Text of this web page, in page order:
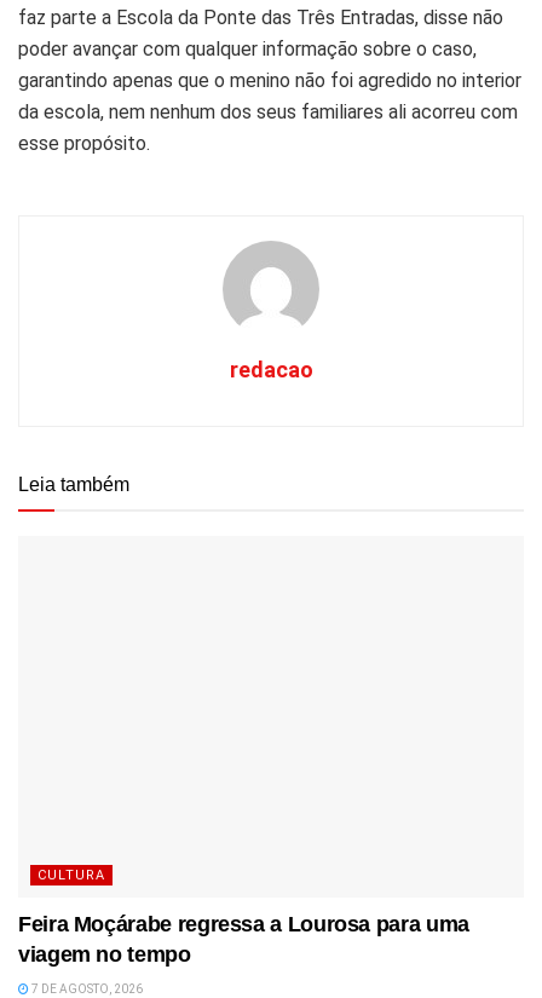
faz parte a Escola da Ponte das Três Entradas, disse não
poder avançar com qualquer informação sobre o caso,
garantindo apenas que o menino não foi agredido no interior
da escola, nem nenhum dos seus familiares ali acorreu com
esse propósito.
redacao
Leia também
CULTURA
Feira Moçárabe regressa a Lourosa para uma
viagem no tempo
7 DE AGOSTO, 2026